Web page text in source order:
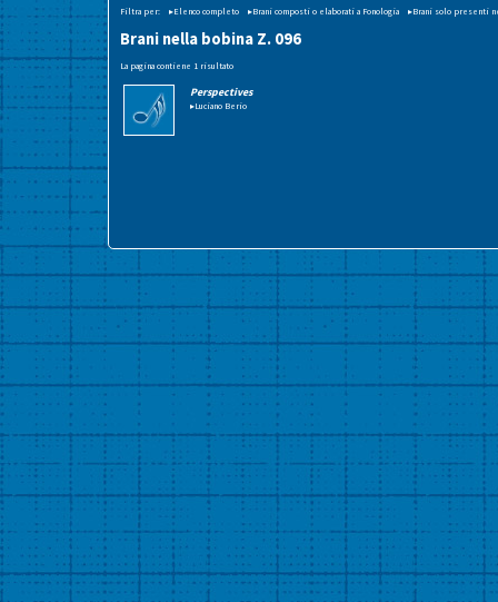
Filtra per: ▸Elenco completo ▸Brani composti o elaborati a Fonologia ▸Brani solo presenti
Brani nella bobina Z. 096
La pagina contiene 1 risultato
Perspectives
▸Luciano Berio